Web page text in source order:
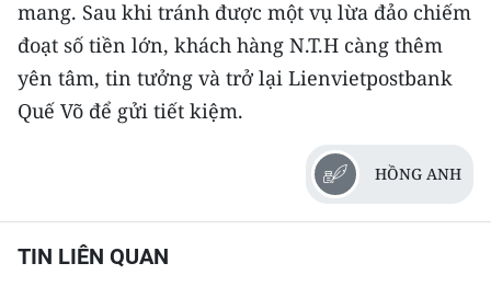
FRANÇAIS
РУССКИЙ
mang. Sau khi tránh được một vụ lừa đảo chiếm
đoạt số tiền lớn, khách hàng N.T.H càng thêm
yên tâm, tin tưởng và trở lại Lienvietpostbank
Quế Võ để gửi tiết kiệm.
HỒNG ANH
TIN LIÊN QUAN